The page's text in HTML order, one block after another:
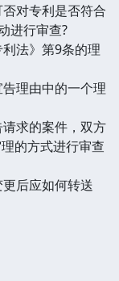
对专利是否符合
进行审查?
法》第9条的理
理由中的一个理
求的案件，双方
的方式进行审查
后应如何转送